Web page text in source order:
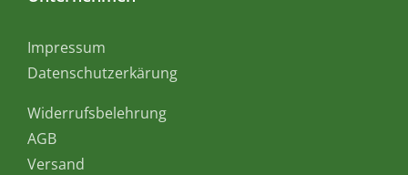
Impressum
Datenschutzerkärung
Widerrufsbelehrung
AGB
Versand